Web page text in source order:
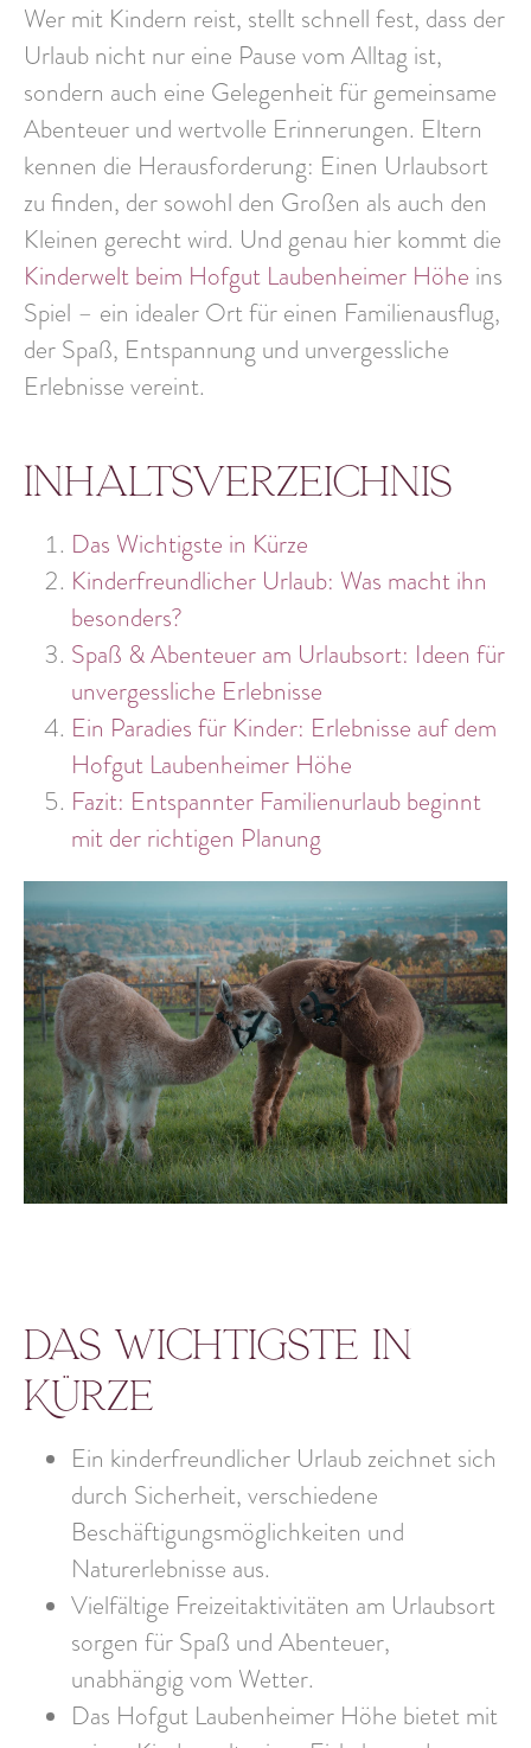
Wer mit Kindern reist, stellt schnell fest, dass der
Urlaub nicht nur eine Pause vom Alltag ist,
sondern auch eine Gelegenheit für gemeinsame
Abenteuer und wertvolle Erinnerungen. Eltern
kennen die Herausforderung: Einen Urlaubsort
zu finden, der sowohl den Großen als auch den
Kleinen gerecht wird. Und genau hier kommt die
Kinderwelt beim Hofgut Laubenheimer Höhe ins
Spiel – ein idealer Ort für einen Familienausflug,
der Spaß, Entspannung und unvergessliche
Erlebnisse vereint.
Inhaltsverzeichnis
Das Wichtigste in Kürze
Kinderfreundlicher Urlaub: Was macht ihn
besonders?
Spaß & Abenteuer am Urlaubsort: Ideen für
unvergessliche Erlebnisse
Ein Paradies für Kinder: Erlebnisse auf dem
Hofgut Laubenheimer Höhe
Fazit: Entspannter Familienurlaub beginnt
mit der richtigen Planung
Das Wichtigste in
Kürze
Ein kinderfreundlicher Urlaub zeichnet sich
durch Sicherheit, verschiedene
Beschäftigungsmöglichkeiten und
Naturerlebnisse aus.
Vielfältige Freizeitaktivitäten am Urlaubsort
sorgen für Spaß und Abenteuer,
unabhängig vom Wetter.
Das Hofgut Laubenheimer Höhe bietet mit